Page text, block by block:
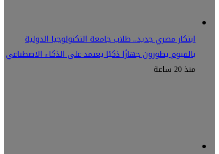
ابتكار مصري جديد.. طلاب جامعة التكنولوجيا الدولية
بالفيوم يطورون جهازًا ذكيًا يعتمد على الذكاء الاصطناعي
منذ 20 ساعة